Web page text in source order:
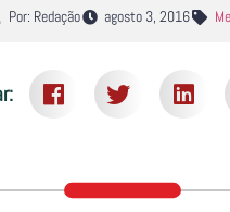
Por: Redação agosto 3, 2016